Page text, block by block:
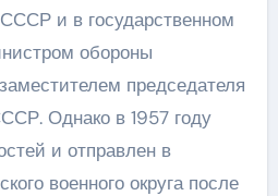
и в государственном
обороны
председателя
Однако в 1957 году
и отправлен в
военного округа после